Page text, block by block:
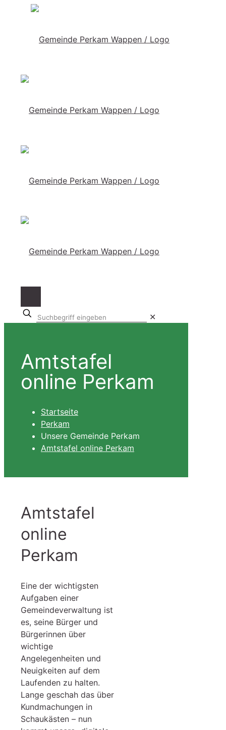
Suchbegriff
eingeben
✕
Amtstafel
online Perkam
Startseite
Perkam
Unsere Gemeinde Perkam
Amtstafel online Perkam
Amtstafel
online
Perkam
Eine der wichtigsten
Aufgaben einer
Gemeindeverwaltung ist
es, seine Bürger und
Bürgerinnen über
wichtige
Angelegenheiten und
Neuigkeiten auf dem
Laufenden zu halten.
Lange geschah das über
Kundmachungen in
Schaukästen – nun